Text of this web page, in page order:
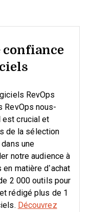
RevOps
RevOps nous-
est crucial et
de la sélection
une
notre audience à
matière d’achat
2 000 outils pour
rédigé plus de 1
Découvrez